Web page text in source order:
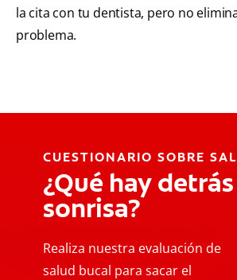
la cita con tu dentista, pero no
problema.
CUESTIONARIO SOBRE
¿Qué hay
sonrisa?
Realiza nuestra evaluación de
salud bucal para sacar el